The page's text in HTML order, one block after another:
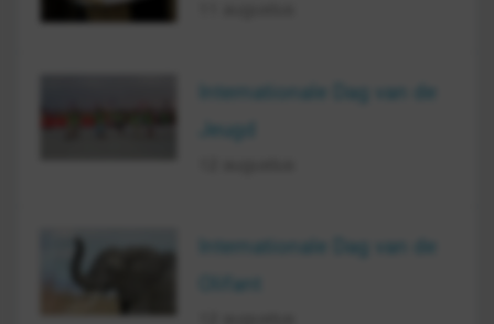
Internationale Dag van de
Internationale Dag van de
Olifant